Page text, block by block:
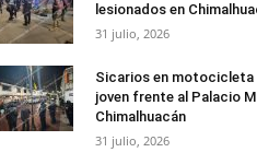
lesionados en
31 julio, 2026
Sicarios en motocicleta
joven frente al Palacio
Chimalhuacán
31 julio, 2026